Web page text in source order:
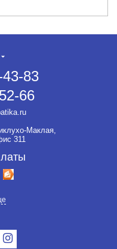
83
66
Маклая,
311